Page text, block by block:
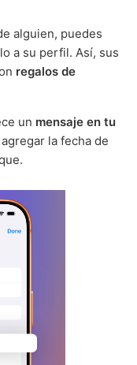
alguien, puedes
a su perfil. Así, sus
regalos de
un mensaje en tu
la fecha de